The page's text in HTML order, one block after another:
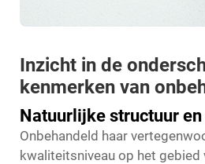
Inzicht in de
kenmerken van
Natuurlijke structuur
Onbehandeld haar
kwaliteitsniveau op het gebied